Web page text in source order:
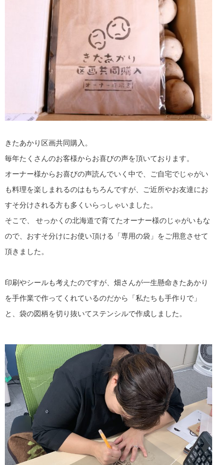
きたあかり区画共同購入。
毎年たくさんのお客様からお喜びの声を頂いております。
オーナー様からお喜びの声読んでいく中で、ご自宅でじゃがい
も料理を楽しまれるのはもちろんですが、ご近所やお友達にお
すそ分けされる方も多くいらっしゃいました。
そこで、 せっかくの北海道で育てたオーナー様のじゃがいもな
ので、おすそ分けにお使い頂ける「専用の袋」をご用意させて
頂きました。
印刷やシールも考えたのですが、畑さんが一生懸命きたあかり
を手作業で作ってくれているのだから「私たちも手作りで」
と、袋の図柄を切り抜いてステンシルで作成しました。